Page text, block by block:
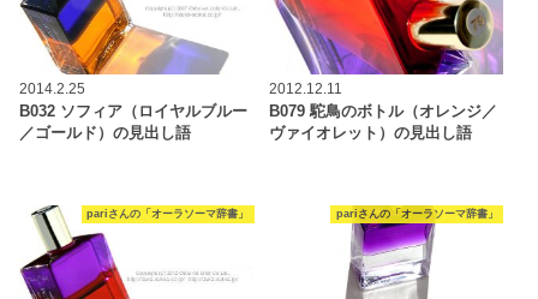
2014.2.25
B032 ソフィア（ロイヤルブルー
／ゴールド）の見出し語
2012.12.11
B079 駝鳥のボトル（オレンジ／
ヴァイオレット）の見出し語
pariさんの「オーラソーマ辞書」 pariさんの「オーラソーマ辞書」